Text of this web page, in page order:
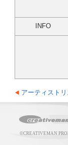
INFO
アーティスト
©CREATIVEMAN